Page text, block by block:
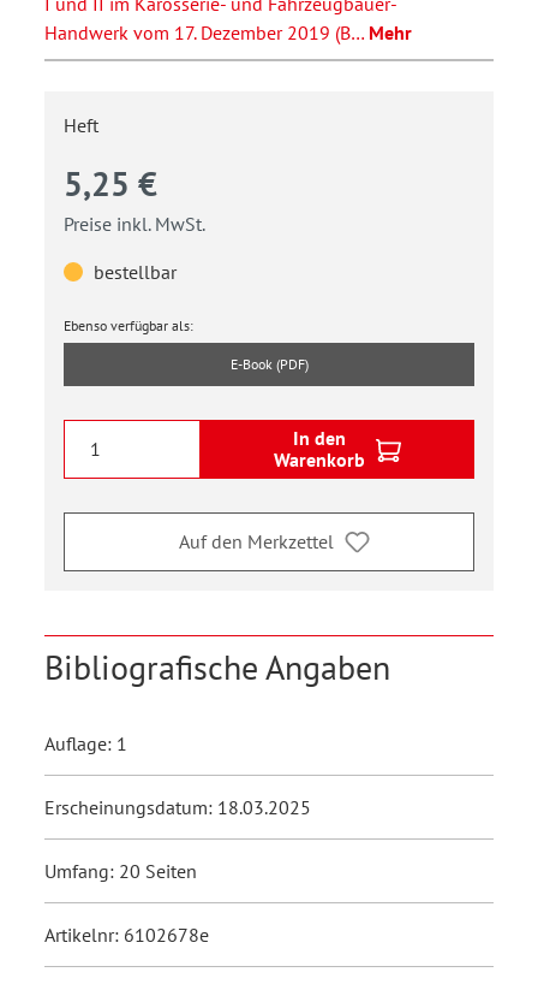
Handwerk vom 17. Dezember 2019 (B… Mehr
Heft
5,25 €
Preise inkl. MwSt.
bestellbar
Ebenso verfügbar als:
E-Book (PDF)
In den
Warenkorb
Auf den Merkzettel
Bibliografische Angaben
Auflage: 1
Erscheinungsdatum: 18.03.2025
Umfang: 20 Seiten
Artikelnr: 6102678e